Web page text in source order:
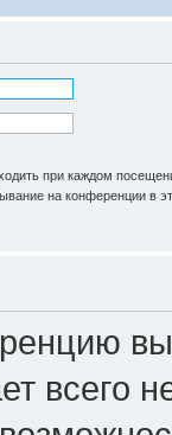
при каждом
на конференции в
всего